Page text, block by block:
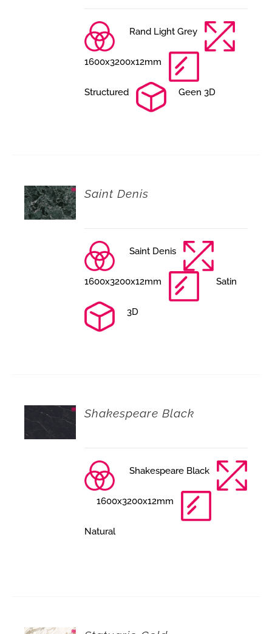
Rand Light Grey
1600x3200x12mm
Structured Geen 3D
Saint Denis
Saint Denis
1600x3200x12mm Satin
3D
Shakespeare Black
Shakespeare Black
1600x3200x12mm
Natural